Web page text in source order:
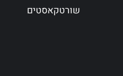
שורטקאסטים